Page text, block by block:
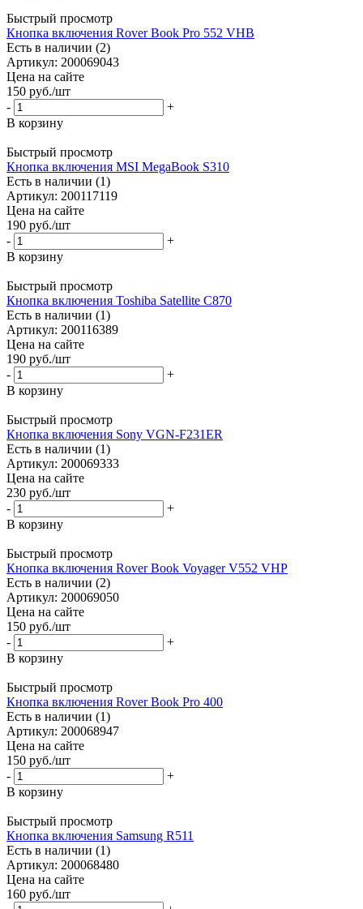
Быстрый просмотр
Кнопка включения Rover Book Pro 552 VHB
Есть в наличии (2)
Артикул: 200069043
Цена на сайте
150 руб./шт
-
+
В корзину
Быстрый просмотр
Кнопка включения MSI MegaBook S310
Есть в наличии (1)
Артикул: 200117119
Цена на сайте
190 руб./шт
-
+
В корзину
Быстрый просмотр
Кнопка включения Toshiba Satellite C870
Есть в наличии (1)
Артикул: 200116389
Цена на сайте
190 руб./шт
-
+
В корзину
Быстрый просмотр
Кнопка включения Sony VGN-F231ER
Есть в наличии (1)
Артикул: 200069333
Цена на сайте
230 руб./шт
-
+
В корзину
Быстрый просмотр
Кнопка включения Rover Book Voyager V552 VHP
Есть в наличии (2)
Артикул: 200069050
Цена на сайте
150 руб./шт
-
+
В корзину
Быстрый просмотр
Кнопка включения Rover Book Pro 400
Есть в наличии (1)
Артикул: 200068947
Цена на сайте
150 руб./шт
-
+
В корзину
Быстрый просмотр
Кнопка включения Samsung R511
Есть в наличии (1)
Артикул: 200068480
Цена на сайте
160 руб./шт